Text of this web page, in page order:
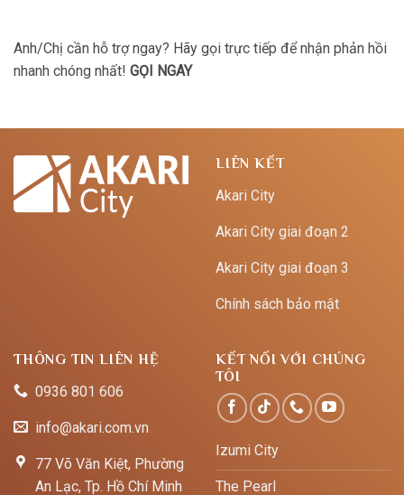
Anh/Chị cần hỗ trợ ngay? Hãy gọi trực tiếp để nhận phản hồi
nhanh chóng nhất! GỌI NGAY
LIÊN KẾT
Akari City
Akari City giai đoạn 2
Akari City giai đoạn 3
Chính sách bảo mật
THÔNG TIN LIÊN HỆ
0936 801 606
info@akari.com.vn
77 Võ Văn Kiệt, Phường
An Lạc, Tp. Hồ Chí Minh
KẾT NỐI VỚI CHÚNG
TÔI
Izumi City
The Pearl